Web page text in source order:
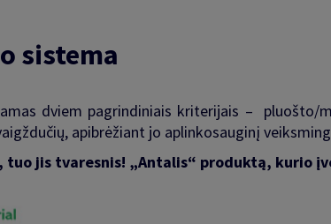
sistema
dviem pagrindiniais kriterijais – pluošto/
apibrėžiant jo aplinkosauginį
jis tvaresnis! „Antalis“ produktą, kurio